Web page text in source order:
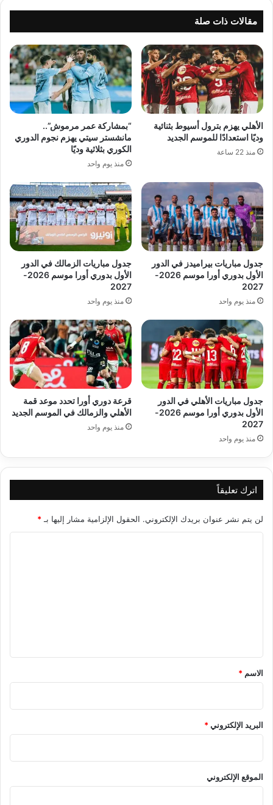
مقالات ذات صلة
الأهلي يهزم بترول أسيوط بثنائية
وديًا استعدادًا للموسم الجديد
منذ 22 ساعة
“بمشاركة عمر مرموش”..
مانشستر سيتي يهزم نجوم الدوري
الكوري بثلاثية وديًا
منذ يوم واحد
جدول مباريات بيراميدز في الدور
الأول بدوري أورا موسم 2026-
2027
منذ يوم واحد
جدول مباريات الزمالك في الدور
الأول بدوري أورا موسم 2026-
2027
منذ يوم واحد
جدول مباريات الأهلي في الدور
الأول بدوري أورا موسم 2026-
2027
منذ يوم واحد
قرعة دوري أورا تحدد موعد قمة
الأهلي والزمالك في الموسم الجديد
منذ يوم واحد
اترك تعليقاً
لن يتم نشر عنوان بريدك الإلكتروني. الحقول الإلزامية مشار إليها بـ *
*
الاسم *
البريد الإلكتروني*
الموقع الإلكتروني